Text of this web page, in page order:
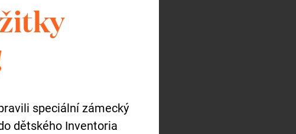
speciální zámecký
dětského Inventoria